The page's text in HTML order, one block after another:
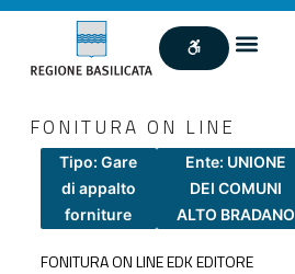
FONITURA ON LINE
Tipo: Gare
di appalto
forniture
Ente: UNIONE
DEI COMUNI
ALTO BRADANO
FONITURA ON LINE EDK EDITORE